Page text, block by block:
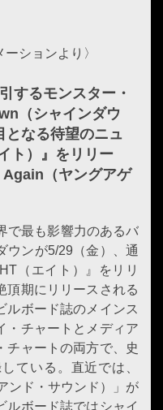
ションより〉
するモンスター・
（シャインダウ
となる待望のニュ
ト）』をリリー
（ヤングアゲ
で最も影響力のあるバ
ウンが5/29（金）、通
（エイト）』をリリ
頂期にリリースされる
ルボード誌のメインス
・チャートとメディア
チャートの両方で、史
ている。直近では、
ンド・サウンド）」が
ルボード誌ではシャイ